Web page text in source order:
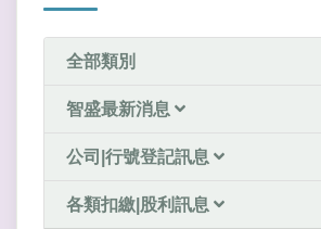
全部類別
智盛最新消息
公司|行號登記訊息
各類扣繳|股利訊息